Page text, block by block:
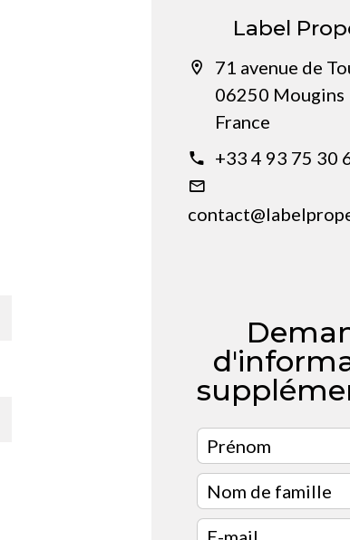
Label
71 avenue de
06250 Mougins
France
+33 4 93 75 30